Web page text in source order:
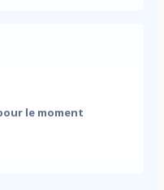
le moment